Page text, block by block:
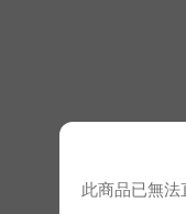
此商品已無